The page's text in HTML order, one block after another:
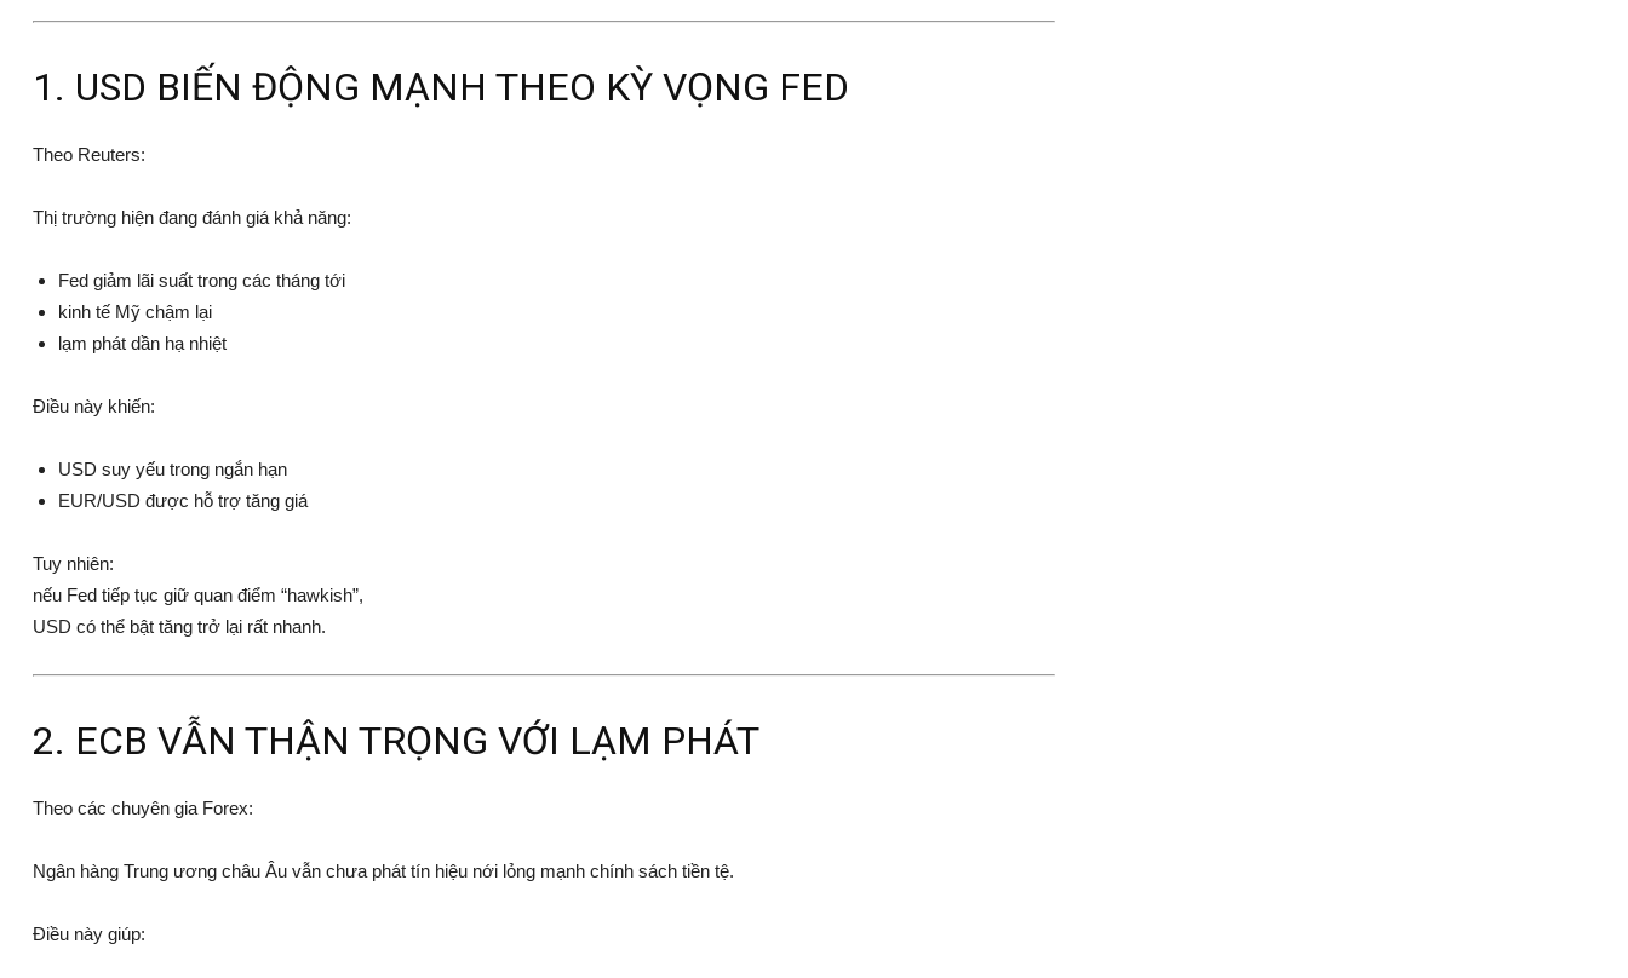
1. USD BIẾN ĐỘNG MẠNH THEO KỲ VỌNG FED
Theo Reuters:
Thị trường hiện đang đánh giá khả năng:
Fed giảm lãi suất trong các tháng tới
kinh tế Mỹ chậm lại
lạm phát dần hạ nhiệt
Điều này khiến:
USD suy yếu trong ngắn hạn
EUR/USD được hỗ trợ tăng giá
Tuy nhiên:
nếu Fed tiếp tục giữ quan điểm “hawkish”,
USD có thể bật tăng trở lại rất nhanh.
2. ECB VẪN THẬN TRỌNG VỚI LẠM PHÁT
Theo các chuyên gia Forex:
Ngân hàng Trung ương châu Âu vẫn chưa phát tín hiệu nới lỏng mạnh chính sách tiền tệ.
Điều này giúp: